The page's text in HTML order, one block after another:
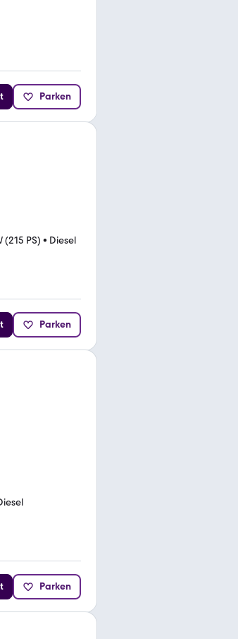
Parken
(215 PS) • Diesel
Parken
Parken